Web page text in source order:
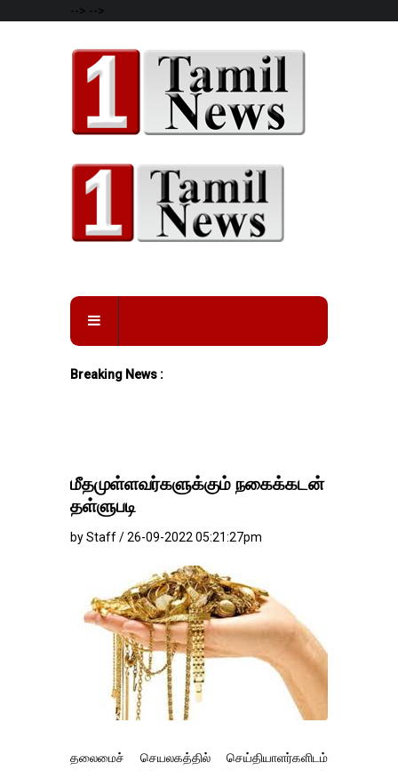
--> -->
Breaking News :
மீதமுள்ளவர்களுக்கும் நகைக்கடன்
தள்ளுபடி
by Staff / 26-09-2022 05:21:27pm
தலைமைச் செயலகத்தில் செய்தியாளர்களிடம்